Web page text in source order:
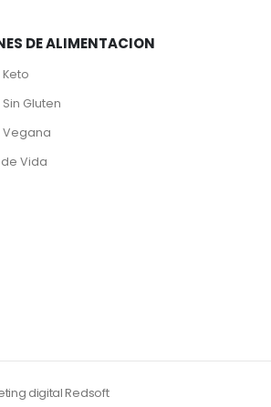
DE ALIMENTACION
Gluten
Vegana
de Vida
digital Redsoft